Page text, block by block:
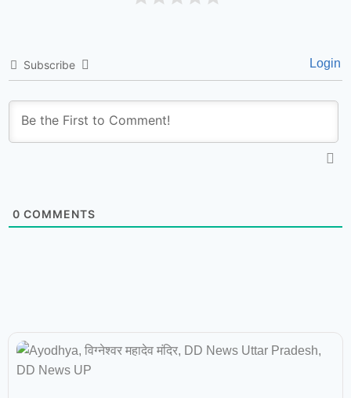
Subscribe Login
0 COMMENTS